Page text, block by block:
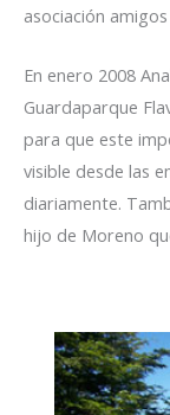
asociación
En enero 2008
Guardaparque
para que este
visible desde las
diariamente.
hijo de Moreno